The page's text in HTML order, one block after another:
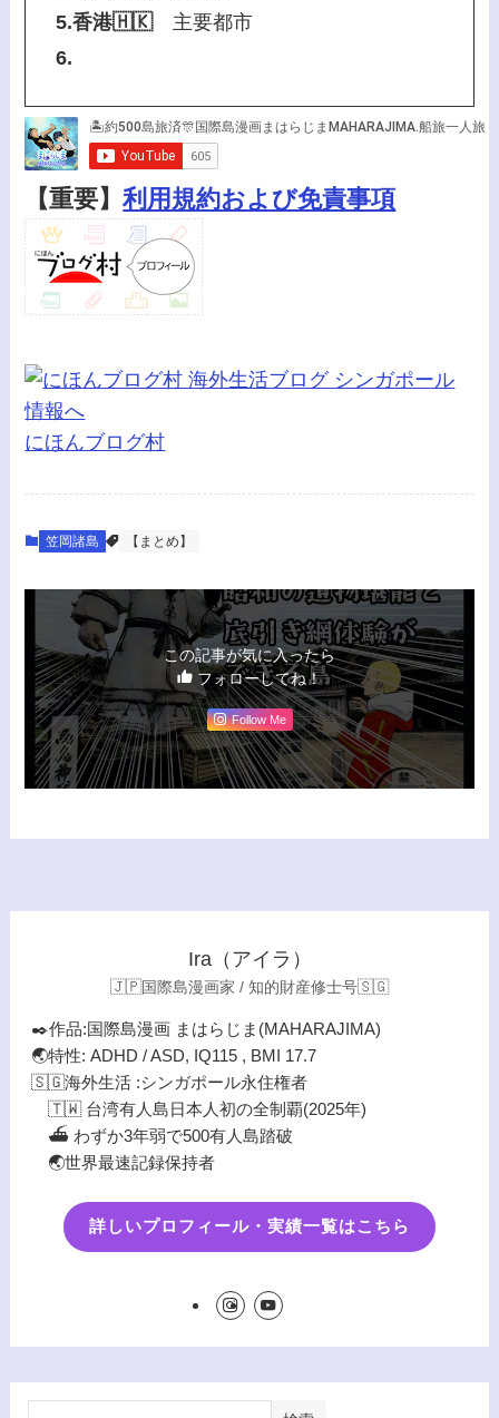
5.香港🇭🇰主要都市
6.
【重要】利用規約および免責事項
にほんブログ村
笠岡諸島 【まとめ】
この記事が気に入ったら
フォローしてね！
Follow Me
Ira（アイラ）
🇯🇵国際島漫画家 / 知的財産修士号🇸🇬
✒️作品:国際島漫画 まはらじま(MAHARAJIMA)
🌏特性: ADHD / ASD, IQ115 , BMI 17.7
🇸🇬海外生活 :シンガポール永住権者
🇹🇼 台湾有人島日本人初の全制覇(2025年)
⛴️ わずか3年弱で500有人島踏破
🌏世界最速記録保持者
詳しいプロフィール・実績一覧はこちら